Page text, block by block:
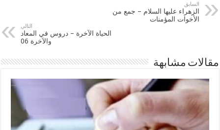
السابق
الزهراء عليها السلام – جمع من
الأخوات المؤمنات
التالي
الحياة الآخرة – دروس في المعاد
والآخرة 06
مقالات مشابهة